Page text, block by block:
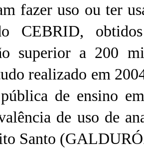
fazer uso ou ter
CEBRID,
superior a 200
realizado em
de ensino
de uso de
Santo